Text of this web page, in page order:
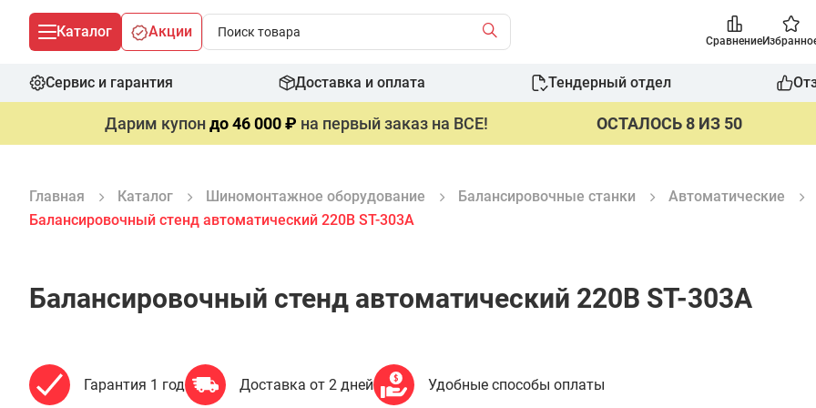
Каталог Акции
Сравнение
Сервис и гарантия Доставка и оплата Тендерный отдел
Дарим купондо 46 000 ₽ на первый заказ на ВСЕ! ОСТАЛОСЬ 8 ИЗ 50
Главная Каталог Шиномонтажное оборудование Балансировочные станки
Автоматические
Балансировочный стенд автоматический 220В ST-303A
Балансировочный стенд автоматический 220В ST-303A
Гарантия 1 год Доставка от 2 дней Удобные способы оплаты